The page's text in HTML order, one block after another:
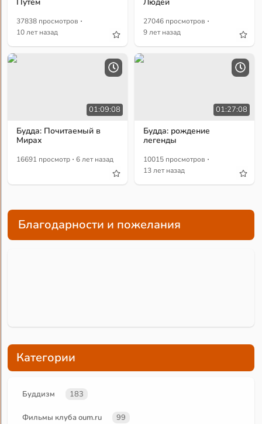
37838 просмотров ·
10 лет назад
27046 просмотров ·
9 лет назад
01:09:08
Будда: Почитаемый в
Мирах
16691 просмотр · 6 лет назад
01:27:08
Будда: рождение
легенды
10015 просмотров ·
13 лет назад
Благодарности и пожелания
Категории
Буддизм 183
Фильмы клуба oum.ru 99